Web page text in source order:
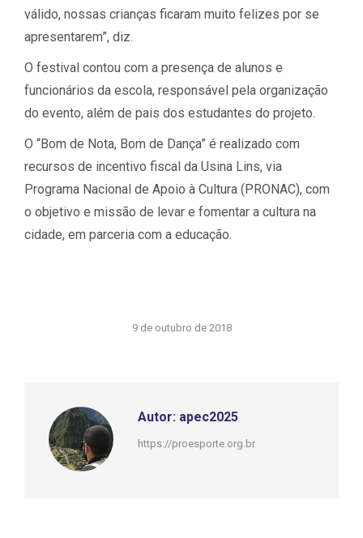
válido, nossas crianças ficaram muito felizes por se
apresentarem”, diz.
O festival contou com a presença de alunos e
funcionários da escola, responsável pela organização
do evento, além de pais dos estudantes do projeto.
O “Bom de Nota, Bom de Dança” é realizado com
recursos de incentivo fiscal da Usina Lins, via
Programa Nacional de Apoio à Cultura (PRONAC), com
o objetivo e missão de levar e fomentar a cultura na
cidade, em parceria com a educação.
9 de outubro de 2018
Autor: apec2025
https://proesporte.org.br